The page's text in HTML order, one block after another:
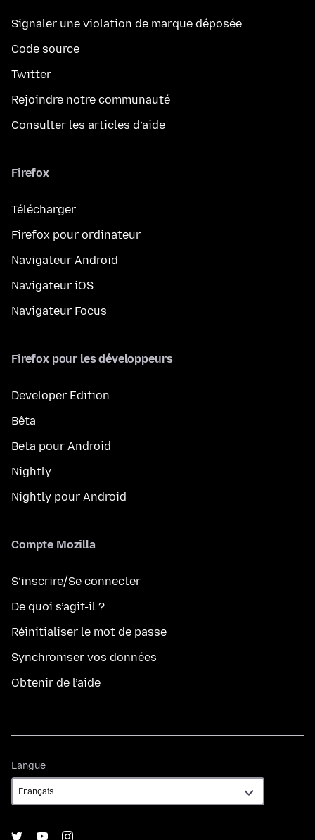
Signaler une violation de marque déposée
Code source
Twitter
Rejoindre notre communauté
Consulter les articles d’aide
Firefox
Télécharger
Firefox pour ordinateur
Navigateur Android
Navigateur iOS
Navigateur Focus
Firefox pour les développeurs
Developer Edition
Bêta
Beta pour Android
Nightly
Nightly pour Android
Compte Mozilla
S’inscrire/Se connecter
De quoi s’agit-il ?
Réinitialiser le mot de passe
Synchroniser vos données
Obtenir de l’aide
Langue